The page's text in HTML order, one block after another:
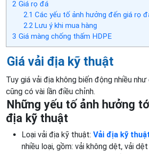
2 Giá rọ đá
2.1 Các yếu tố ảnh hưởng đến giá rọ
2.2Lưu ý khi mua hàng
3 Giá màng chống thấm HDPE
Giá vải địa kỹ thuật
Tuy giá vải địa không biến động nhiều
cũng có vài lần điều chỉnh.
Những yếu tố ảnh hưởng
địa kỹ thuật
Loại vải địa kỹ thuật: Vải địa kỹ
nhiều loại, gồm: vải không dệt, vải